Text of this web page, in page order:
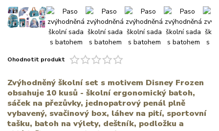
Ohodnotit produkt
Zvýhodněný školní set s motivem Disney Frozen
obsahuje 10 kusů - školní ergonomický batoh,
sáček na přezůvky, jednopatrový penál plně
vybavený, svačinový box, láhev na pití, sportovní
tašku, batoh na výlety, deštník, podložku a